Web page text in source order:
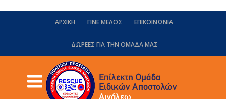
ΑΡΧΙΚΗ ΓΙΝΕ ΜΕΛΟΣ ΕΠΙΚΟΙΝΩΝΙΑ
ΔΩΡΕΈΣ ΓΙΑ ΤΗΝ ΟΜΆΔΑ ΜΑΣ